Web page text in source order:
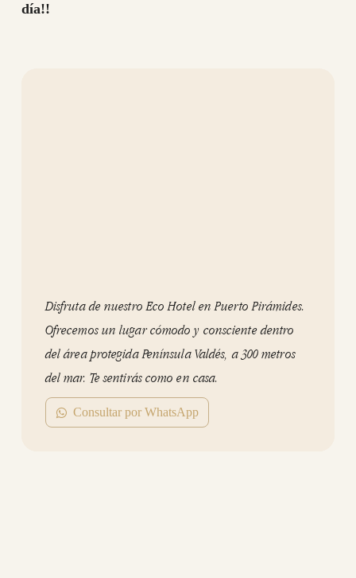
día!!
Disfruta de nuestro Eco Hotel en Puerto Pirámides.
Ofrecemos un lugar cómodo y consciente dentro
del área protegida Península Valdés, a 300 metros
del mar. Te sentirás como en casa.
Consultar por WhatsApp